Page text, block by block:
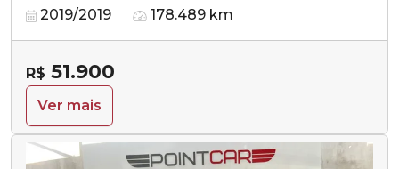
2019/2019 178.489 km
R$ 51.900
Ver mais